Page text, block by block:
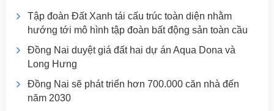
Tập đoàn Đất Xanh tái cấu trúc toàn diện nhằm
hướng tới mô hình tập đoàn bất động sản toàn cầu
Đồng Nai duyệt giá đất hai dự án Aqua Dona và
Long Hưng
Đồng Nai sẽ phát triển hơn 700.000 căn nhà đến
năm 2030